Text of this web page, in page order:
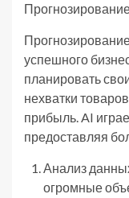
успешного
планировать
нехватки
прибыль. AI
предоставляя
Анализ
огромные